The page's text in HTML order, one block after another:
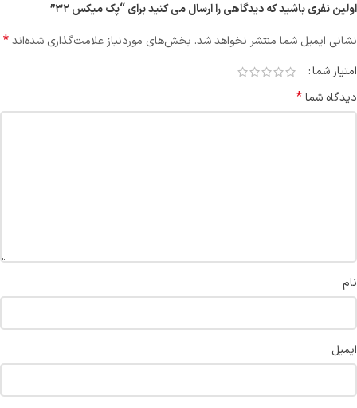
اولین نفری باشید که دیدگاهی را ارسال می کنید برای “پک میکس ۳۲”
نشانی ایمیل شما منتشر نخواهد شد. بخش‌های موردنیاز علامت‌گذاری شده‌اند*
امتیاز شما
دیدگاه شما*
نام
ایمیل